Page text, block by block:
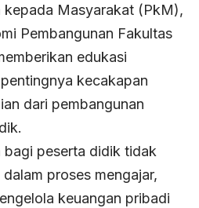
kepada Masyarakat (PkM),
Pembangunan Fakultas
edukasi
kecakapan
dari pembangunan
bagi peserta didik tidak
proses mengajar,
keuangan pribadi